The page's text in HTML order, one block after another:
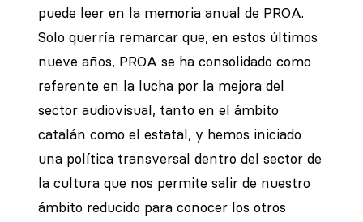
puede leer en la memoria anual de PROA.
Solo querría remarcar que, en estos últimos
nueve años, PROA se ha consolidado como
referente en la lucha por la mejora del
sector audiovisual, tanto en el ámbito
catalán como el estatal, y hemos iniciado
una política transversal dentro del sector de
la cultura que nos permite salir de nuestro
ámbito reducido para conocer los otros